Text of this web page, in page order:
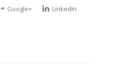
Google+
LinkedIn